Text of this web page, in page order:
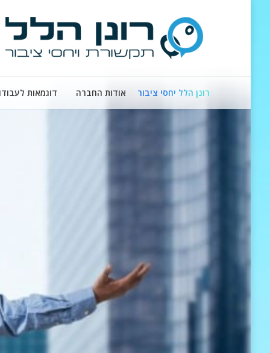
רונן הלל יחסי ציבור אודות החברה דוגמאות